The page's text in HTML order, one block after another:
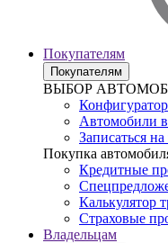
Покупателям
Покупателям
ВЫБОР
Конфигуратор
Автомобили
Записаться на
Покупка
Кредитные
Калькулятор
Страховые
Владельцам